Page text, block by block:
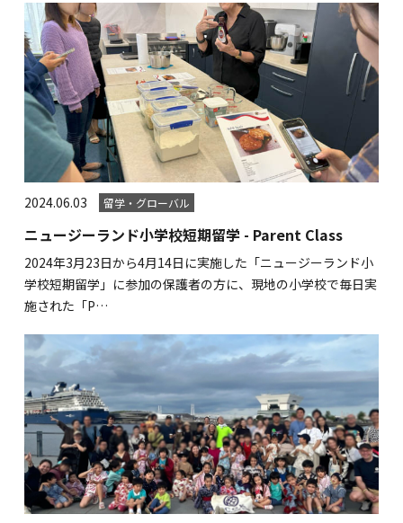
2024.06.03 留学・グローバル
ニュージーランド小学校短期留学 - Parent Class
2024年3月23日から4月14日に実施した「ニュージーランド小
学校短期留学」に参加の保護者の方に、現地の小学校で毎日実
施された「P…